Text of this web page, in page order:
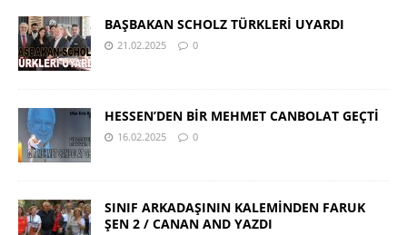
BAŞBAKAN SCHOLZ TÜRKLERİ UYARDI
21.02.2025 0
HESSEN’DEN BİR MEHMET CANBOLAT GEÇTİ
16.02.2025 0
SINIF ARKADAŞININ KALEMİNDEN FARUK
ŞEN 2 / CANAN AND YAZDI